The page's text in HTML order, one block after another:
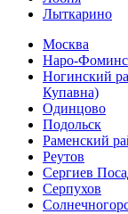
Лыткарино
Москва
Наро-
Ногинский
Купавна)
Одинцово
Подольск
Раменский
Реутов
Сергиев
Серпухов